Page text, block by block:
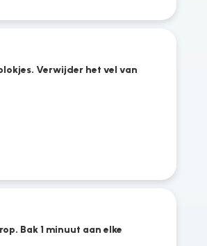
Verwijder het vel van
Bak 1 minuut aan elke